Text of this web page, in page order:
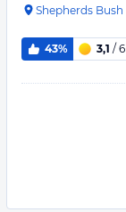
Shepherds Bush
43% 3,1 / 6